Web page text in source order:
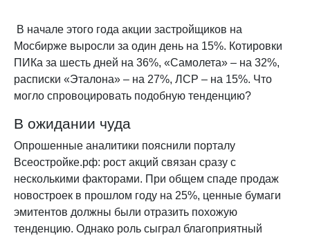
В начале этого года акции застройщиков на
Мосбирже выросли за один день на 15%. Котировки
ПИКа за шесть дней на 36%, «Самолета» – на 32%,
расписки «Эталона» – на 27%, ЛСР – на 15%. Что
могло спровоцировать подобную тенденцию?
В ожидании чуда
Опрошенные аналитики пояснили порталу
Всеостройке.рф: рост акций связан сразу с
несколькими факторами. При общем спаде продаж
новостроек в прошлом году на 25%, ценные бумаги
эмитентов должны были отразить похожую
тенденцию. Однако роль сыграл благоприятный